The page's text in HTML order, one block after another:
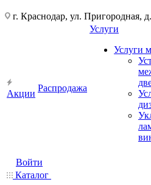
г. Краснодар, ул. Пригородная,
Акции
Распродажа
Услуги
Услуги
Войти
Каталог